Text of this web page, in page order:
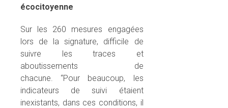
écocitoyenne
Sur les 260 mesures engagées
lors de la signature, difficile de
suivre les traces et
aboutissements de
chacune. “Pour beaucoup, les
indicateurs de suivi étaient
inexistants, dans ces conditions, il